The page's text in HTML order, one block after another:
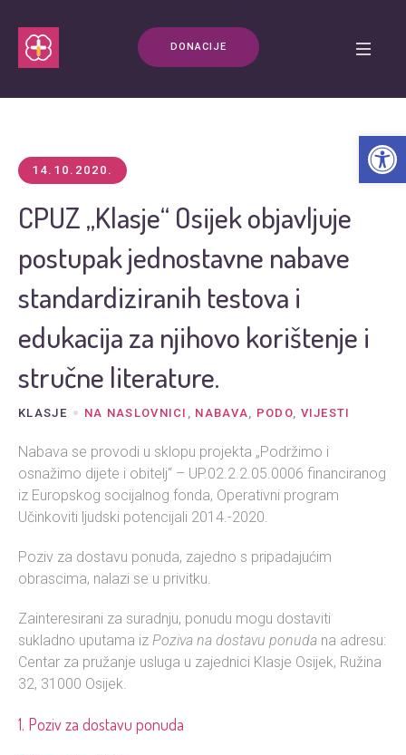
DONACIJE
14.10.2020.
CPUZ „Klasje“ Osijek objavljuje
postupak jednostavne nabave
standardiziranih testova i
edukacija za njihovo korištenje i
stručne literature.
KLASJE NA NASLOVNICI , NABAVA, PODO, VIJESTI
Nabava se provodi u sklopu projekta „Podržimo i
osnažimo dijete i obitelj“ – UP.02.2.2.05.0006 financiranog
iz Europskog socijalnog fonda, Operativni program
Učinkoviti ljudski potencijali 2014.-2020.
Poziv za dostavu ponuda, zajedno s pripadajućim
obrascima, nalazi se u privitku.
Zainteresirani za suradnju, ponudu mogu dostaviti
sukladno uputama iz Poziva na dostavu ponuda na adresu:
Centar za pružanje usluga u zajednici Klasje Osijek, Ružina
32, 31000 Osijek.
1. Poziv za dostavu ponuda